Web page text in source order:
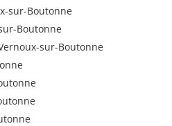
sur-Boutonne
Boutonne
sur-Boutonne